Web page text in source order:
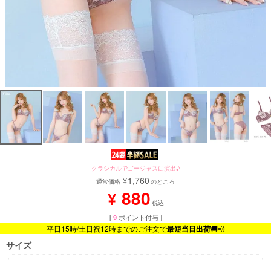
クラシカルでゴージャスに演出♪
通常価格 ¥1,760のところ
¥ 880 税込
[ 9 ポイント付与 ]
平日15時/土日祝12時までのご注文で最短当日出荷🚚💨
サイズ